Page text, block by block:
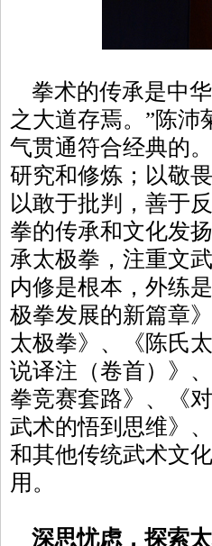
拳术的传承是中
之大道存焉。”陈
气贯通符合经典的
研究和修炼；以敬
以敢于批判，善于
拳的传承和文化发
承太极拳，注重文
内修是根本，外练
极拳发展的新篇章
太极拳》、《陈氏
说译注（卷首）》
拳竞赛套路》、《
武术的悟到思维》
和其他传统武术文
用。
深思忧虑，探索